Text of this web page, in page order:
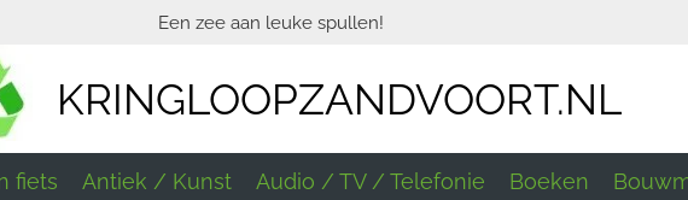
Een zee aan leuke spullen!
KRINGLOOPZANDVOORT.NL
fiets Antiek / Kunst Audio / TV / Telefonie Boeken